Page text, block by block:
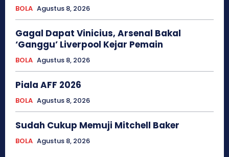
BOLA Agustus 8, 2026
Gagal Dapat Vinicius, Arsenal Bakal
‘Ganggu’ Liverpool Kejar Pemain
BOLA Agustus 8, 2026
Piala AFF 2026
BOLA Agustus 8, 2026
Sudah Cukup Memuji Mitchell Baker
BOLA Agustus 8, 2026